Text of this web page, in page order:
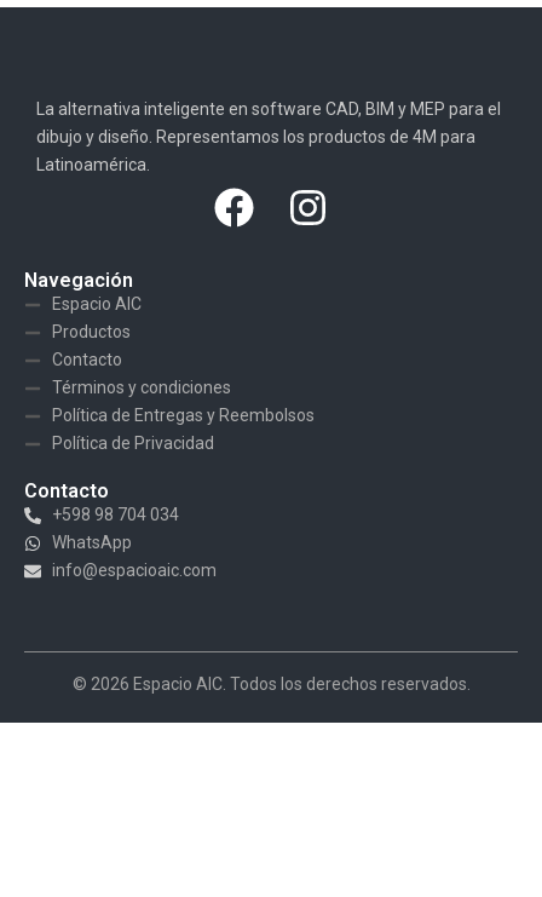
La alternativa inteligente en software CAD, BIM y MEP para el
dibujo y diseño. Representamos los productos de 4M para
Latinoamérica.
Navegación
Espacio AIC
Productos
Contacto
Términos y condiciones
Política de Entregas y Reembolsos
Política de Privacidad
Contacto
+598 98 704 034
WhatsApp
info@espacioaic.com
© 2026 Espacio AIC. Todos los derechos reservados.